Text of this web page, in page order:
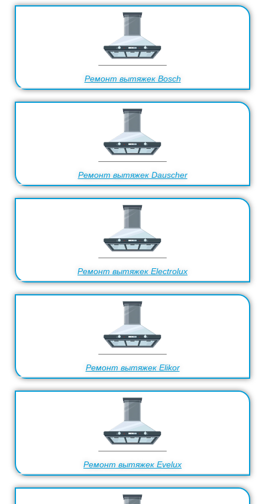
Ремонт вытяжек Bosch
Ремонт вытяжек Dauscher
Ремонт вытяжек Electrolux
Ремонт вытяжек Elikor
Ремонт вытяжек Evelux